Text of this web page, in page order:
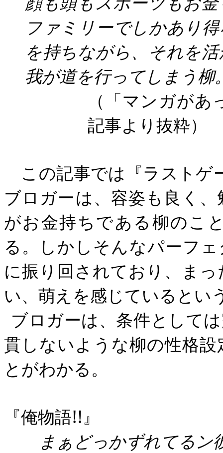
ファミリーでしかあり
を持ちながら、それを
我が道を行ってしまう柳
（「マンガが
記事より抜粋）
この記事では『ラストゲ
ブロガーは、容姿も良く
がお金持ちである柳のこ
る。しかしそんなパーフ
に振り回されており、ま
い、萌えを感じているとい
ブロガーは、条件として
貫しないような柳の性格
とがわかる。
『俺物語!!』
まぁどっかずれてるン